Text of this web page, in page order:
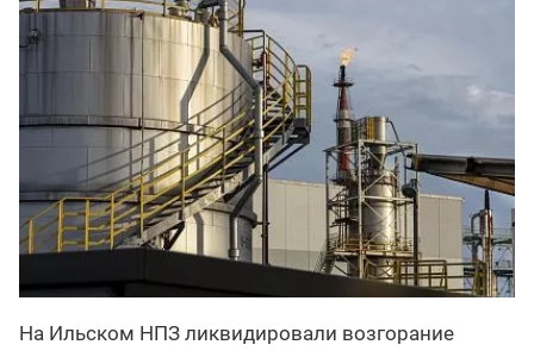
На Ильском НПЗ ликвидировали возгорание